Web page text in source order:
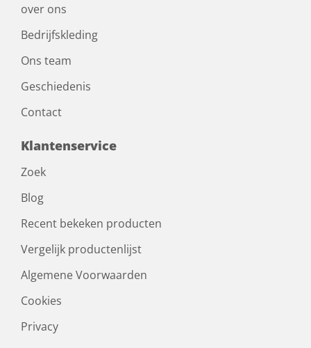
over ons
Bedrijfskleding
Ons team
Geschiedenis
Contact
Klantenservice
Zoek
Blog
Recent bekeken producten
Vergelijk productenlijst
Algemene Voorwaarden
Cookies
Privacy